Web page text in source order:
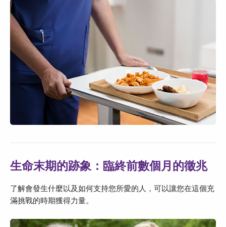
生命末期的跡象：臨終前數個月的徵兆
了解會發生什麼以及如何支持您所愛的人，可以讓您在這個充
滿挑戰的時期獲得力量。